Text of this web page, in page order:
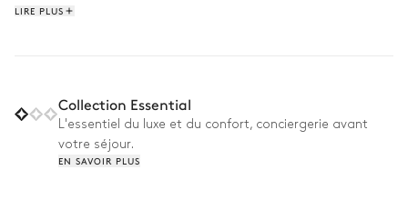
mouton et cheminée design se côtoient, est l'endroit idéal
seulement quelques minutes de l’appartement. L'après-midi,
rangez les skis le temps de reprendre des forces avec une
gaufre et profitez de l'extraordinaire vue sur le village et les
sommets depuis votre balcon. Le soir, rendez-vous dans l’un
LIRE PLUS
Collection Essential
L'essentiel du luxe et du confort, conciergerie avant
votre séjour.
EN SAVOIR PLUS